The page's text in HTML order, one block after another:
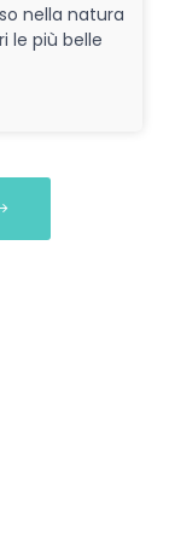
nella natura
le più belle